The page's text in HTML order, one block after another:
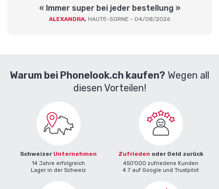
« Immer super bei jeder bestellung »
ALEXANDRA, HAUTE-SORNE - 04/08/2026
Warum bei Phonelook.ch kaufen? Wegen all
diesen Vorteilen!
Schweizer Unternehmen
14 Jahre erfolgreich
Lager in der Schweiz
Zufrieden oder Geld zurück
450'000 zufriedene Kunden
4.7 auf Google und Trustpilot